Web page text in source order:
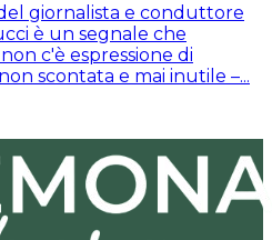
giornalista e conduttore
è un segnale che
c'è espressione di
scontata e mai inutile –...